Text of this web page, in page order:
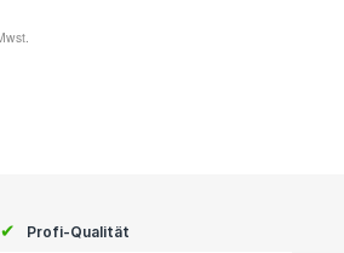
✔ Profi-Qualität